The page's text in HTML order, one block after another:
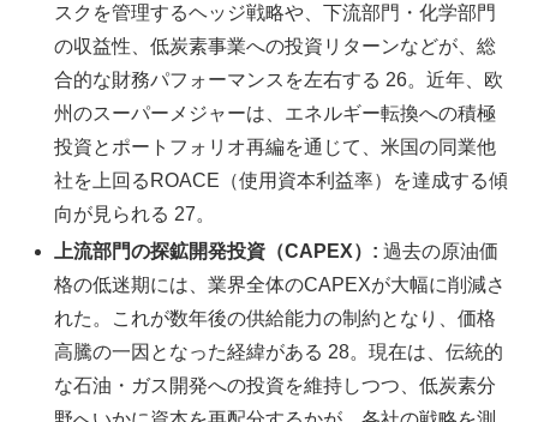
スクを管理するヘッジ戦略や、下流部門・化学部門
の収益性、低炭素事業への投資リターンなどが、総
合的な財務パフォーマンスを左右する 26。近年、欧
州のスーパーメジャーは、エネルギー転換への積極
投資とポートフォリオ再編を通じて、米国の同業他
社を上回るROACE（使用資本利益率）を達成する傾
向が見られる 27。
上流部門の探鉱開発投資（CAPEX）: 過去の原油価
格の低迷期には、業界全体のCAPEXが大幅に削減さ
れた。これが数年後の供給能力の制約となり、価格
高騰の一因となった経緯がある 28。現在は、伝統的
な石油・ガス開発への投資を維持しつつ、低炭素分